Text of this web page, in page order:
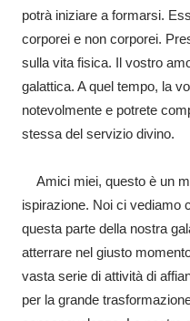
potrà iniziare a formarsi.
corporei e non corporei.
sulla vita fisica. Il vostro
galattica. A quel tempo, la
notevolmente e potrete
stessa del servizio divino.
Amici miei, questo è un
ispirazione. Noi ci vediamo
questa parte della nostra
atterrare nel giusto
vasta serie di attività di
per la grande